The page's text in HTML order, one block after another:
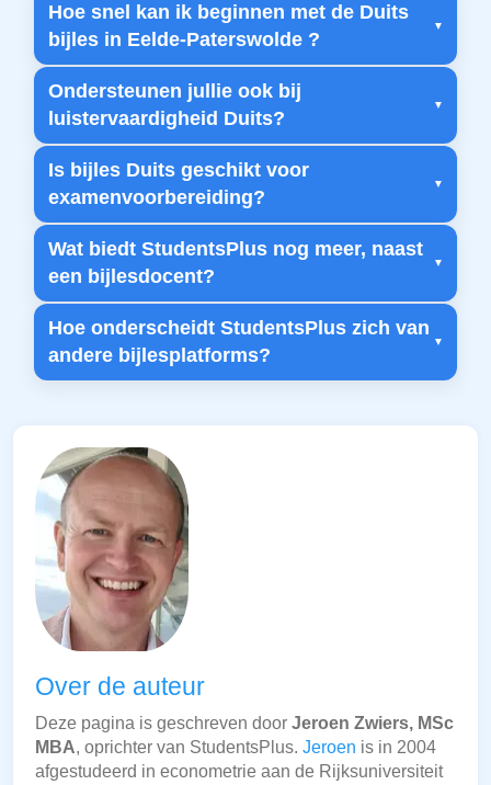
Hoe snel kan ik beginnen met de Duits
bijles in Eelde-Paterswolde ?
Ondersteunen jullie ook bij
luistervaardigheid Duits?
Is bijles Duits geschikt voor
examenvoorbereiding?
Wat biedt StudentsPlus nog meer, naast
een bijlesdocent?
Hoe onderscheidt StudentsPlus zich van
andere bijlesplatforms?
Over de auteur
Deze pagina is geschreven door Jeroen Zwiers, MSc
MBA, oprichter van StudentsPlus. Jeroen is in 2004
afgestudeerd in econometrie aan de Rijksuniversiteit